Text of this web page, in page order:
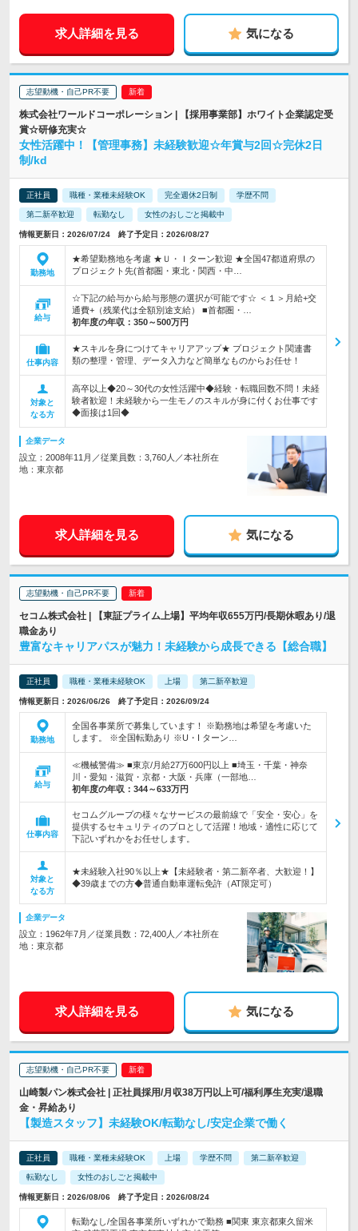
求人詳細を見る 気になる
志望動機・自己PR不要
株式会社ワールドコーポレーション | 【採用事業部】ホワイト企業認定受
賞☆研修充実☆
女性活躍中！【管理事務】未経験歓迎☆年賞与2回☆完休2日
制/kd
正社員 職種・業種未経験OK 完全週休2日制 学歴不問
第二新卒歓迎 転勤なし 女性のおしごと掲載中
情報更新日：2026/07/24 終了予定日：2026/08/27
勤務地
★希望勤務地を考慮 ★Ｕ・Ｉターン歓迎 ★全国47都道府県の
プロジェクト先(首都圏・東北・関西・中…
給与
☆下記の給与から給与形態の選択が可能です☆ ＜１＞月給+交
通費+（残業代は全額別途支給） ■首都圏・…
初年度の年収： 350～500万円
仕事内容
★スキルを身につけてキャリアアップ★ プロジェクト関連書
類の整理・管理、データ入力など簡単なものからお任せ！
対象と
なる方
高卒以上◆20～30代の女性活躍中◆経験・転職回数不問！未経
験者歓迎！未経験から一生モノのスキルが身に付くお仕事です
◆面接は1回◆
企業データ
設立：2008年11月／従業員数：3,760人／本社所在
地：東京都
求人詳細を見る 気になる
志望動機・自己PR不要
セコム株式会社 | 【東証プライム上場】平均年収655万円/長期休暇あり/退
職金あり
豊富なキャリアパスが魅力！未経験から成長できる【総合職】
正社員 職種・業種未経験OK 上場 第二新卒歓迎
情報更新日：2026/06/26 終了予定日：2026/09/24
勤務地
全国各事業所で募集しています！ ※勤務地は希望を考慮いた
します。 ※全国転勤あり ※U・I ターン…
給与
≪機械警備≫ ■東京/月給27万600円以上 ■埼玉・千葉・神奈
川・愛知・滋賀・京都・大阪・兵庫（一部地…
初年度の年収： 344～633万円
仕事内容
セコムグループの様々なサービスの最前線で「安全・安心」を
提供するセキュリティのプロとして活躍！地域・適性に応じて
下記いずれかをお任せします。
対象と
なる方
★未経験入社90％以上★【未経験者・第二新卒者、大歓迎！】
◆39歳までの方◆普通自動車運転免許（AT限定可）
企業データ
設立：1962年7月／従業員数：72,400人／本社所在
地：東京都
求人詳細を見る 気になる
志望動機・自己PR不要
山崎製パン株式会社 | 正社員採用/月収38万円以上可/福利厚生充実/退職
金・昇給あり
【製造スタッフ】未経験OK/転勤なし/安定企業で働く
正社員 職種・業種未経験OK 上場 学歴不問 第二新卒歓迎
転勤なし 女性のおしごと掲載中
情報更新日：2026/08/06 終了予定日：2026/08/24
転勤なし/全国各事業所いずれかで勤務 ■関東 東京都東久留米